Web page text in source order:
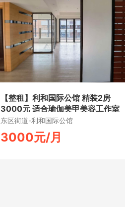
【整租】利和国际公馆 精装2房
3000元 适合瑜伽美甲美容工作室
东区街道-利和国际公馆
3000元/月